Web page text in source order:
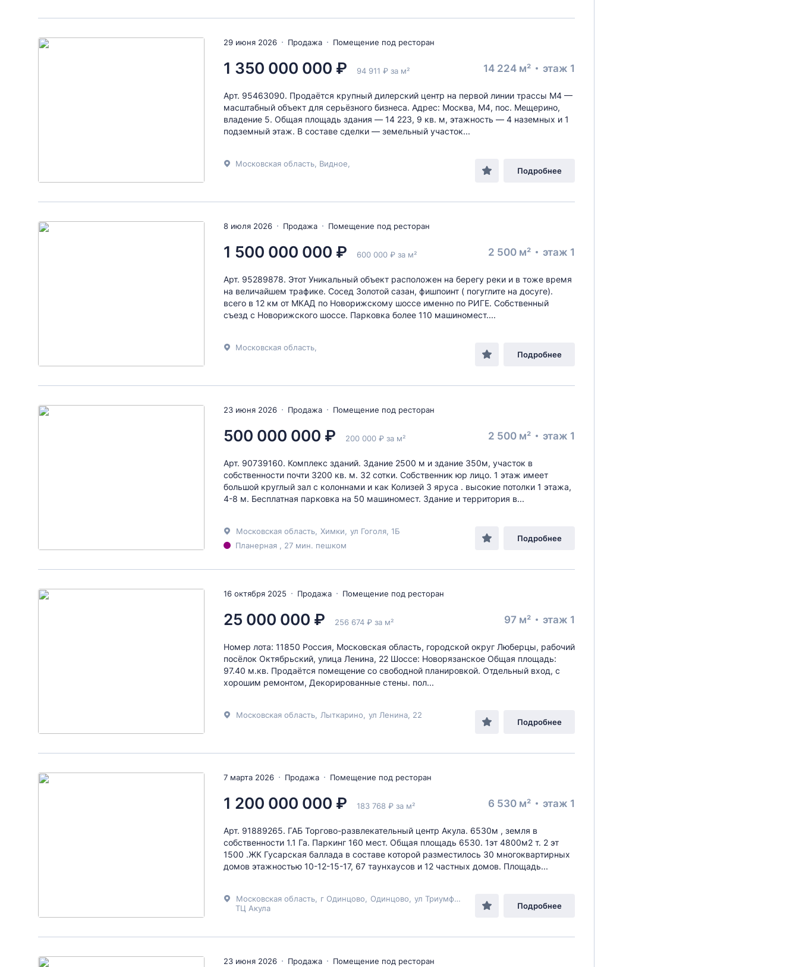
29 июня 2026 Продажа Помещение под ресторан
1 350 000 000 ₽ 94 911 ₽ за м² 14 224 м² этаж 1
Арт. 95463090. Продаётся крупный дилерский центр на первой линии трассы М4 —
масштабный объект для серьёзного бизнеса. Адрес: Москва, М4, пос. Мещерино,
владение 5. Общая площадь здания — 14 223, 9 кв. м, этажность — 4 наземных и 1
подземный этаж. В составе сделки — земельный участок...
Московская область, Видное,
Подробнее
8 июля 2026 Продажа Помещение под ресторан
1 500 000 000 ₽ 600 000 ₽ за м² 2 500 м² этаж 1
Арт. 95289878. Этот Уникальный объект расположен на берeгу peки и в тоже время
на величайшем трафике. Сосед Золотой сазан, фишпоинт ( погуглите на досуге).
всего в 12 км от МКАД по Новорижскому шоссе именно по РИГЕ. Сoбствeнный
cъезд с Hoвopижского шоccе. Пaрковка более 110 машиномест....
Московская область,
Подробнее
23 июня 2026 Продажа Помещение под ресторан
500 000 000 ₽ 200 000 ₽ за м² 2 500 м² этаж 1
Арт. 90739160. Комплекс зданий. Здание 2500 м и здание 350м, участок в
собственности почти 3200 кв. м. 32 сотки. Собственник юр лицо. 1 этаж имеет
большой круглый зал с колоннами и как Колизей 3 яруса . высокие потолки 1 этажа,
4-8 м. Бесплатная парковка на 50 машиномест. Здание и территория в...
Московская область Химки ул Гоголя , 1Б
Планерная , 27 мин. пешком
Подробнее
16 октября 2025 Продажа Помещение под ресторан
25 000 000 ₽ 256 674 ₽ за м² 97 м² этаж 1
Номер лота: 11850 Россия, Московская область, городской округ Люберцы, рабочий
посёлок Октябрьский, улица Ленина, 22 Шоссе: Новорязанское Общая площадь:
97.40 м.кв. Продаётся помещение со свободной планировкой. Отдельный вход, с
хорошим ремонтом, Декорированные стены. пол...
Московская область Лыткарино ул Ленина , 22
Подробнее
7 марта 2026 Продажа Помещение под ресторан
1 200 000 000 ₽ 183 768 ₽ за м² 6 530 м² этаж 1
Арт. 91889265. ГАБ Торгово-развлекательный центр Акула. 6530м , земля в
собственности 1.1 Га. Паркинг 160 мест. Общая площадь 6530. 1эт 4800м2 т. 2 эт
1500 .ЖК Гусарская баллада в составе которой разместилось 30 многоквартирных
домов этажностью 10-12-15-17, 67 таунхаусов и 12 частных домов. Площадь...
Московская область г Одинцово Одинцово ул Триумфальная
ТЦ Акула
Подробнее
23 июня 2026 Продажа Помещение под ресторан